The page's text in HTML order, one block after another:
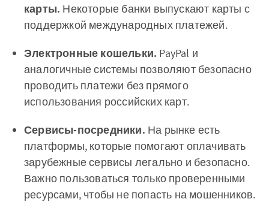
карты. Некоторые банки выпускают карты с
поддержкой международных платежей.
Электронные кошельки. PayPal и
аналогичные системы позволяют безопасно
проводить платежи без прямого
использования российских карт.
Сервисы-посредники. На рынке есть
платформы, которые помогают оплачивать
зарубежные сервисы легально и безопасно.
Важно пользоваться только проверенными
ресурсами, чтобы не попасть на мошенников.